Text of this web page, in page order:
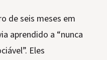
de seis meses em
aprendido a “nunca
Eles